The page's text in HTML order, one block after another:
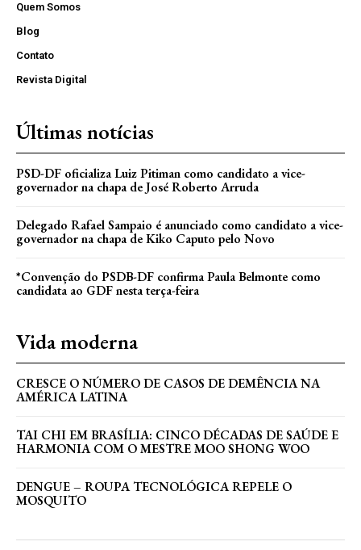
Quem Somos
Blog
Contato
Revista Digital
Últimas notícias
PSD-DF oficializa Luiz Pitiman como candidato a vice-
governador na chapa de José Roberto Arruda
Delegado Rafael Sampaio é anunciado como candidato a vice-
governador na chapa de Kiko Caputo pelo Novo
*Convenção do PSDB-DF confirma Paula Belmonte como
candidata ao GDF nesta terça-feira
Vida moderna
CRESCE O NÚMERO DE CASOS DE DEMÊNCIA NA
AMÉRICA LATINA
TAI CHI EM BRASÍLIA: CINCO DÉCADAS DE SAÚDE E
HARMONIA COM O MESTRE MOO SHONG WOO
DENGUE – ROUPA TECNOLÓGICA REPELE O
MOSQUITO